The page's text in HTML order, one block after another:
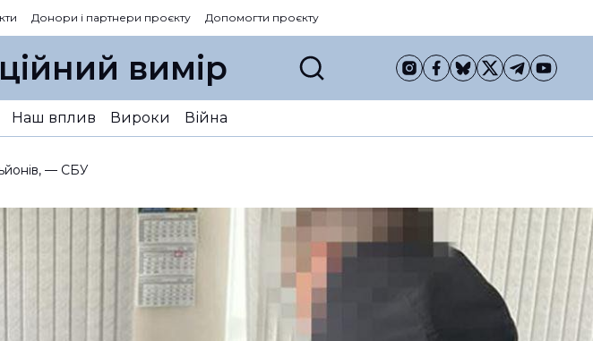
Донори і партнери проєкту Допомогти проєкту
вимір
Наш вплив Вироки Війна
— СБУ